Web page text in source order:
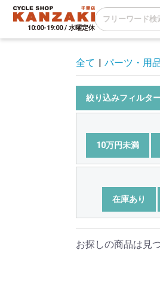
10:00-19:00 / 水曜定休
全て | パーツ・用
絞り込みフィルタ
10万円未満
在庫あり
お探しの商品は見